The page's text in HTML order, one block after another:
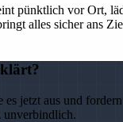
pünktlich vor Ort,
alles sicher ans
es jetzt aus und
unverbindlich.